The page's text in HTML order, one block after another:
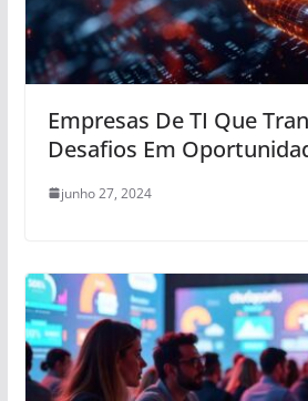
Empresas De TI Que
Desafios Em
junho 27, 2024